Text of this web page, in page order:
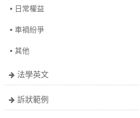
日常權益
車禍紛爭
其他
法學英文
訴狀範例